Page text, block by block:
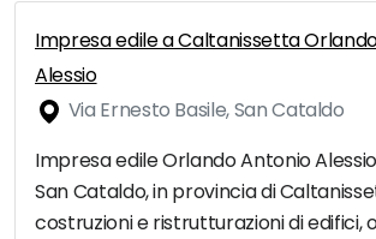
Impresa edile a Caltanissetta
Alessio
Via Ernesto Basile, San Cataldo
Impresa edile Orlando Antonio
San Cataldo, in provincia di
costruzioni e ristrutturazioni di edifici,